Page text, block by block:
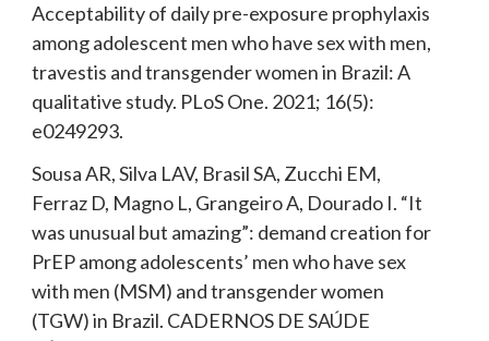
Acceptability of daily pre-exposure prophylaxis
among adolescent men who have sex with men,
travestis and transgender women in Brazil: A
qualitative study. PLoS One. 2021; 16(5):
e0249293.
Sousa AR, Silva LAV, Brasil SA, Zucchi EM,
Ferraz D, Magno L, Grangeiro A, Dourado I. “It
was unusual but amazing”: demand creation for
PrEP among adolescents’ men who have sex
with men (MSM) and transgender women
(TGW) in Brazil. CADERNOS DE SAÚDE